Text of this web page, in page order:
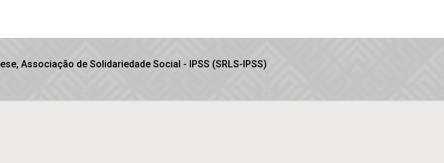
Associação de Solidariedade Social - IPSS (SRLS-IPSS)